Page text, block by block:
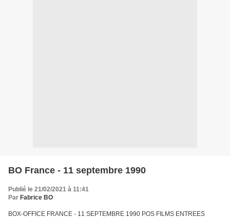
BO France - 11 septembre 1990
Publié le 21/02/2021 à 11:41
Par Fabrice BO
BOX-OFFICE FRANCE - 11 SEPTEMBRE 1990 POS FILMS ENTREES